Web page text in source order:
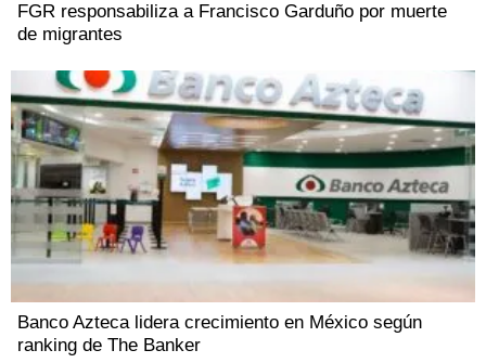
FGR responsabiliza a Francisco Garduño por muerte
de migrantes
Banco Azteca lidera crecimiento en México según
ranking de The Banker